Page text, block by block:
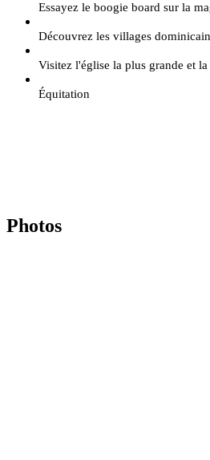
Essayez le boogie board sur la
Découvrez les villages
Visitez l'église la plus grande et
Équitation
Photos